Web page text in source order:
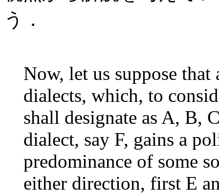
う．
Now, let us suppose that
dialects, which, to
shall designate as A, B,
dialect, say F, gains a
predominance of some
either direction, first E